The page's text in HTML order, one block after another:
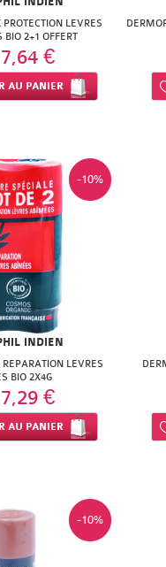
LEVRES
BIO 2+1 OFFERT
7,64 €
d’envie
AU PANIER
-10%
INDIEN
LEVRES
BIO 2X4G
7,29 €
d’envie
AU PANIER
-10%